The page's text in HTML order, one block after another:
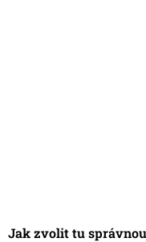
Jak zvolit tu